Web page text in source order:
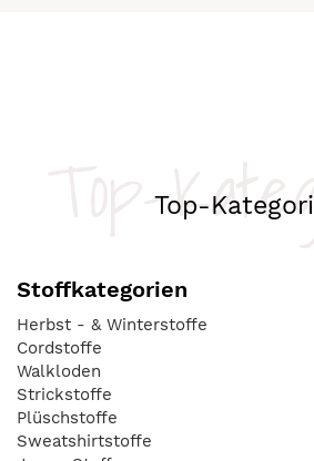
Top-
Top-
Stoffkategorien
Herbst - & Winterstoffe
Cordstoffe
Walkloden
Strickstoffe
Plüschstoffe
Sweatshirtstoffe